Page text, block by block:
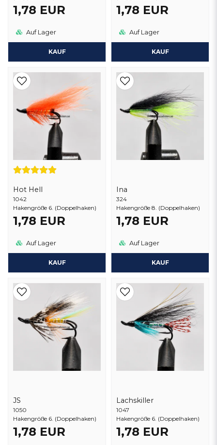
1,78 EUR
Auf Lager
KAUF
1,78 EUR
Auf Lager
KAUF
Hot Hell
1042
Hakengröße 6. (Doppelhaken)
1,78 EUR
Auf Lager
KAUF
Ina
324
Hakengröße 8. (Doppelhaken)
1,78 EUR
Auf Lager
KAUF
JS
1050
Hakengröße 6. (Doppelhaken)
1,78 EUR
Lachskiller
1047
Hakengröße 6. (Doppelhaken)
1,78 EUR